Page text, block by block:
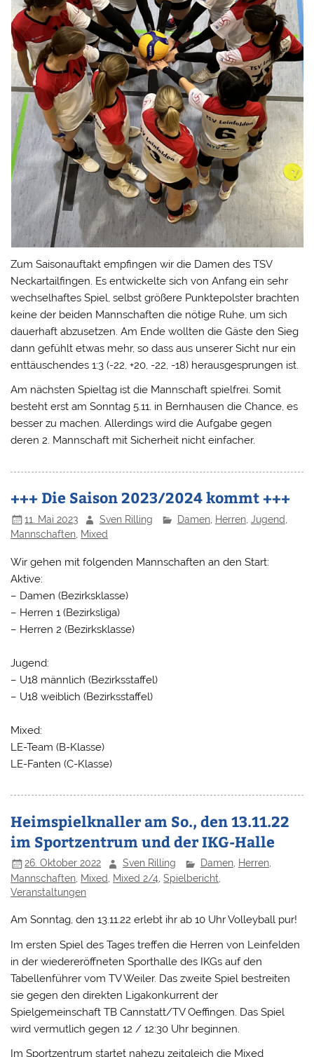
Zum Saisonauftakt empfingen wir die Damen des TSV
Neckartailfingen. Es entwickelte sich von Anfang ein sehr
wechselhaftes Spiel, selbst größere Punktepolster brachten
keine der beiden Mannschaften die nötige Ruhe, um sich
dauerhaft abzusetzen. Am Ende wollten die Gäste den Sieg
dann gefühlt etwas mehr, so dass aus unserer Sicht nur ein
enttäuschendes 1:3 (-22, +20, -22, -18) herausgesprungen ist.
Am nächsten Spieltag ist die Mannschaft spielfrei. Somit
besteht erst am Sonntag 5.11. in Bernhausen die Chance, es
besser zu machen. Allerdings wird die Aufgabe gegen
deren 2. Mannschaft mit Sicherheit nicht einfacher.
+++ Die Saison 2023/2024 kommt +++
11. Mai 2023 Sven Rilling Damen, Herren, Jugend
Mannschaften Mixed
Wir gehen mit folgenden Mannschaften an den Start:
Aktive:
– Damen (Bezirksklasse)
– Herren 1 (Bezirksliga)
– Herren 2 (Bezirksklasse)
Jugend:
– U18 männlich (Bezirksstaffel)
– U18 weiblich (Bezirksstaffel)
Mixed:
LE-Team (B-Klasse)
LE-Fanten (C-Klasse)
Heimspielknaller am So., den 13.11.22
im Sportzentrum und der IKG-Halle
26. Oktober 2022 Sven Rilling Damen, Herren,
Mannschaften Mixed Mixed 2/4 ,Spielbericht
Veranstaltungen
Am Sonntag, den 13.11.22 erlebt ihr ab 10 Uhr Volleyball pur!
Im ersten Spiel des Tages treffen die Herren von Leinfelden
in der wiedereröffneten Sporthalle des IKGs auf den
Tabellenführer vom TV Weiler. Das zweite Spiel bestreiten
sie gegen den direkten Ligakonkurrent der
Spielgemeinschaft TB Cannstatt/TV Oeffingen. Das Spiel
wird vermutlich gegen 12 / 12:30 Uhr beginnen.
Im Sportzentrum startet nahezu zeitgleich die Mixed